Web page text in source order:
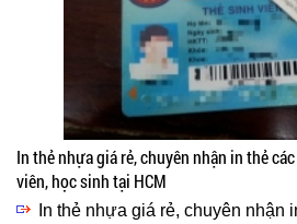
In thẻ nhựa giá rẻ, chuyên nhận in thẻ
viên, học sinh tại HCM
In thẻ nhựa giá rẻ, chuyên nhận